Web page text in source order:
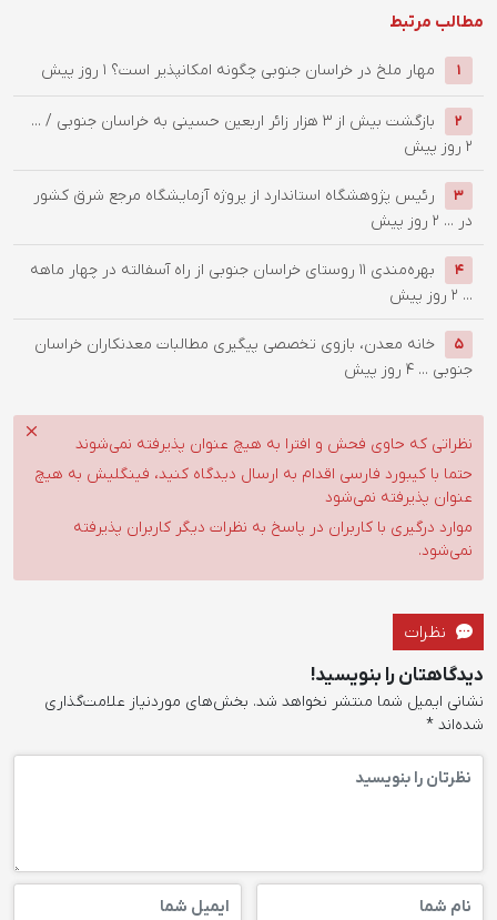
مطالب مرتبط
1 ‌مهار ملخ در خراسان جنوبی چگونه امکانپذیر است؟ 1 روز پیش
2
بازگشت بیش از ۳ هزار زائر اربعین حسینی به خراسان جنوبی / ...
2 روز پیش
3
رئیس پژوهشگاه استاندارد از پروژه آزمایشگاه مرجع شرق کشور
در ... 2 روز پیش
4
بهره‌مندی ۱۱ روستای خراسان جنوبی از راه آسفالته در چهار ماهه
... 2 روز پیش
5
خانه معدن، بازوی تخصصی پیگیری مطالبات معدنکاران خراسان
جنوبی ... 4 روز پیش
نظراتی که حاوی فحش و افترا به هیچ عنوان پذیرفته نمی‌شوند
حتما با کیبورد فارسی اقدام به ارسال دیدگاه کنید، فینگلیش به هیچ
عنوان پذیرفته نمی‌شود
موارد درگیری با کاربران در پاسخ به نظرات دیگر کاربران پذیرفته
نمی‌شود.
نظرات
دیدگاهتان را بنویسید!
نشانی ایمیل شما منتشر نخواهد شد. بخش‌های موردنیاز علامت‌گذاری
شده‌اند *